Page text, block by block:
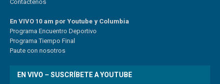
Contáctenos
En VIVO 10 am por Youtube y Columbia
Programa Encuentro Deportivo
Programa Tiempo Final
Paute con nosotros
EN VIVO – SUSCRÍBETE A YOUTUBE